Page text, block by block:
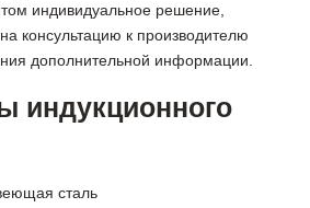
индивидуальное решение,
консультацию к производителю
дополнительной информации.
индукционного
сталь